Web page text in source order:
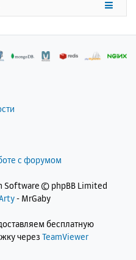
к
с форумом
Software © phpBB Limited
- MrGaby
бесплатную
через TeamViewer